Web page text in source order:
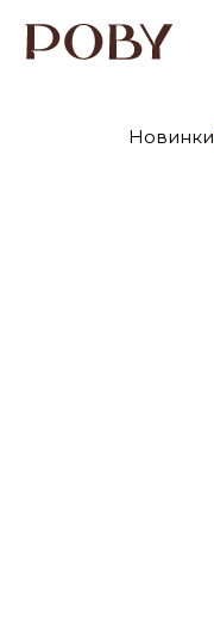
Новинки